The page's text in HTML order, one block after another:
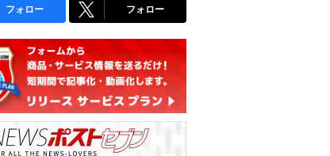
フォロー フォロー